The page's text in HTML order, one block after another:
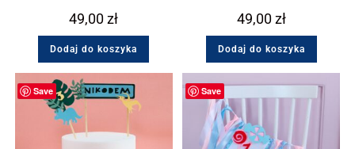
49,00zł
Dodaj do koszyka
49,00zł
Dodaj do koszyka
Save Save